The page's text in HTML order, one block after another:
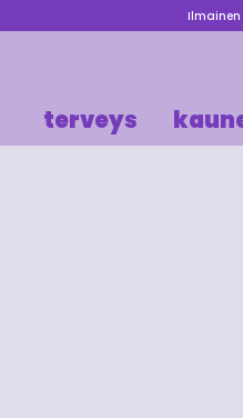
Ilmainen
terveys